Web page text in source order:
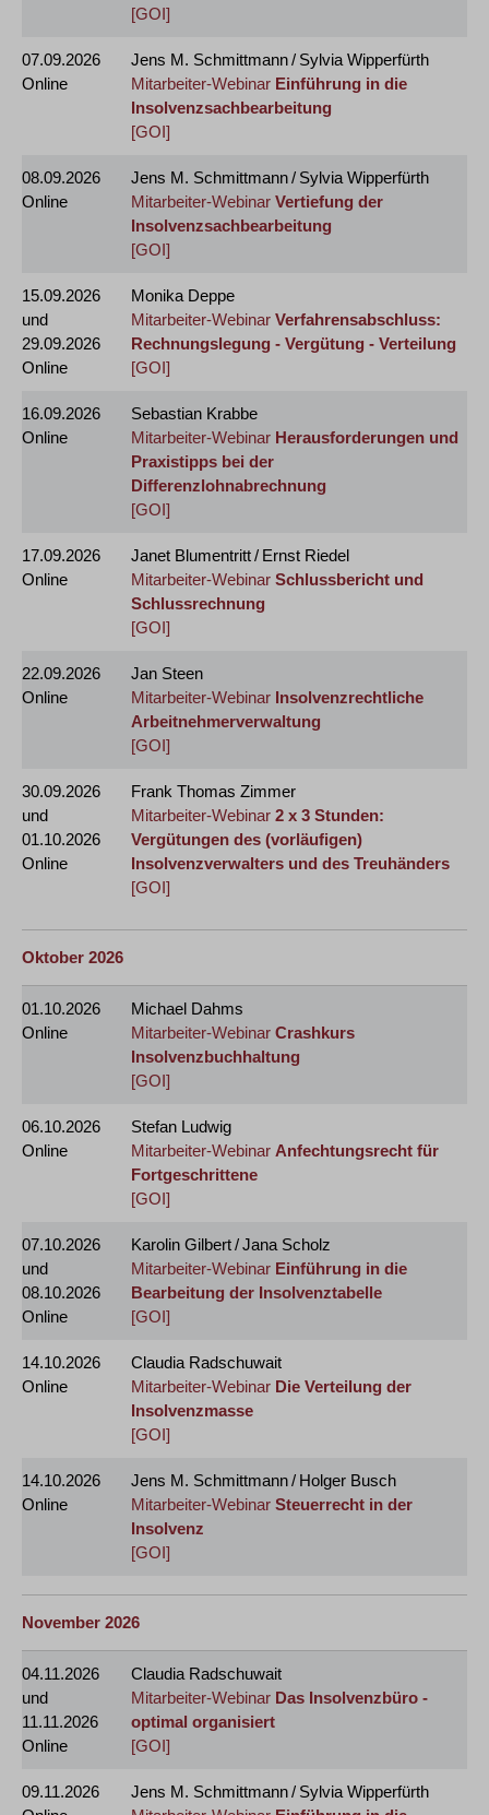
[GOI]
07.09.2026
Online
Jens M. Schmittmann / Sylvia Wipperfürth
Mitarbeiter-Webinar Einführung in die
Insolvenzsachbearbeitung
[GOI]
08.09.2026
Online
Jens M. Schmittmann / Sylvia Wipperfürth
Mitarbeiter-Webinar Vertiefung der
Insolvenzsachbearbeitung
[GOI]
15.09.2026
und
29.09.2026
Online
Monika Deppe
Mitarbeiter-Webinar Verfahrensabschluss:
Rechnungslegung - Vergütung - Verteilung
[GOI]
16.09.2026
Online
Sebastian Krabbe
Mitarbeiter-Webinar Herausforderungen und
Praxistipps bei der
Differenzlohnabrechnung
[GOI]
17.09.2026
Online
Janet Blumentritt / Ernst Riedel
Mitarbeiter-Webinar Schlussbericht und
Schlussrechnung
[GOI]
22.09.2026
Online
Jan Steen
Mitarbeiter-Webinar Insolvenzrechtliche
Arbeitnehmerverwaltung
[GOI]
30.09.2026
und
01.10.2026
Online
Frank Thomas Zimmer
Mitarbeiter-Webinar 2 x 3 Stunden:
Vergütungen des (vorläufigen)
Insolvenzverwalters und des Treuhänders
[GOI]
Oktober 2026
01.10.2026
Online
Michael Dahms
Mitarbeiter-Webinar Crashkurs
Insolvenzbuchhaltung
[GOI]
06.10.2026
Online
Stefan Ludwig
Mitarbeiter-Webinar Anfechtungsrecht für
Fortgeschrittene
[GOI]
07.10.2026
und
08.10.2026
Online
Karolin Gilbert / Jana Scholz
Mitarbeiter-Webinar Einführung in die
Bearbeitung der Insolvenztabelle
[GOI]
14.10.2026
Online
Claudia Radschuwait
Mitarbeiter-Webinar Die Verteilung der
Insolvenzmasse
[GOI]
14.10.2026
Online
Jens M. Schmittmann / Holger Busch
Mitarbeiter-Webinar Steuerrecht in der
Insolvenz
[GOI]
November 2026
04.11.2026
und
11.11.2026
Online
Claudia Radschuwait
Mitarbeiter-Webinar Das Insolvenzbüro -
optimal organisiert
[GOI]
09.11.2026
Jens M. Schmittmann / Sylvia Wipperfürth